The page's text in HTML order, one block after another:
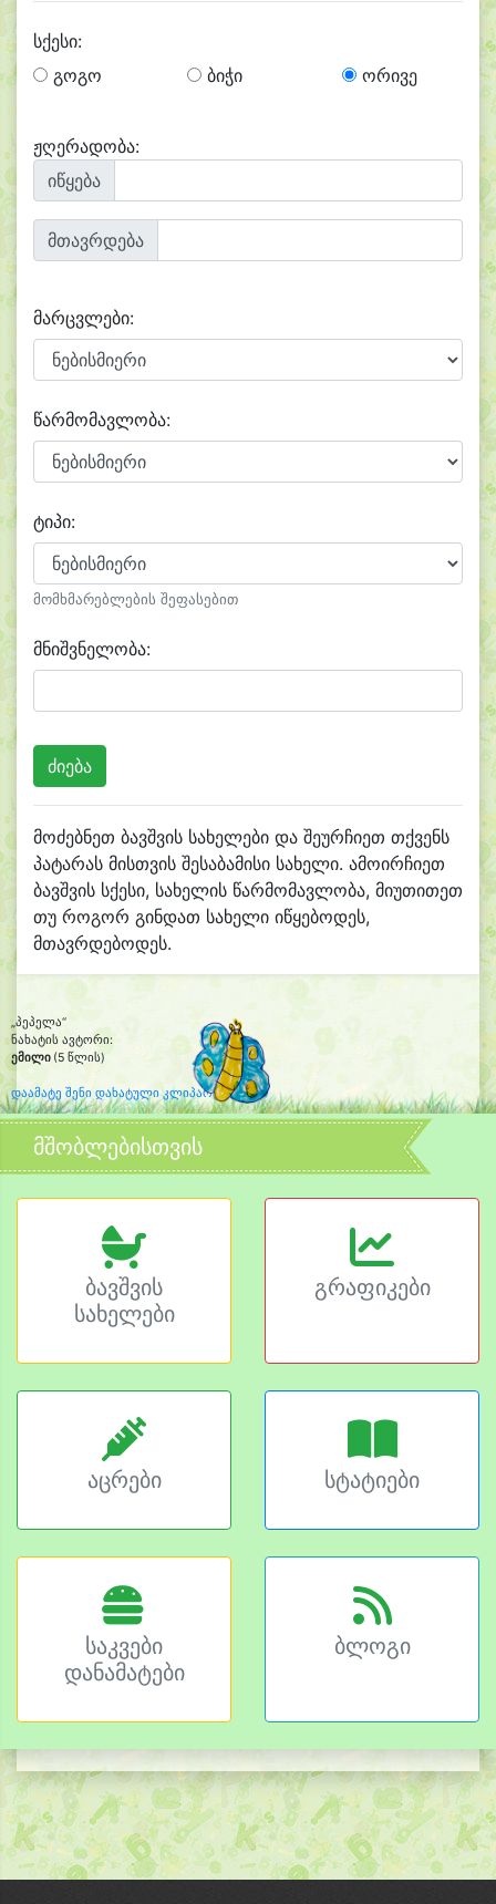
სქესი:
გოგო
ბიჭი ორივე
ჟღერადობა:
იწყება
მთავრდება
მარცვლები:
წარმომავლობა:
ტიპი:
მომხმარებლების შეფასებით
მნიშვნელობა:
მოძებნეთ ბავშვის სახელები და შეურჩიეთ თქვენს
პატარას მისთვის შესაბამისი სახელი. ამოირჩიეთ
ბავშვის სქესი, სახელის წარმომავლობა, მიუთითეთ
თუ როგორ გინდათ სახელი იწყებოდეს,
მთავრდებოდეს.
„პეპელა“
ნახატის ავტორი:
ემილი (5 წლის)
დაამატე შენი დახატული კლიპარტი
მშობლებისთვის
ბავშვის
სახელები
გრაფიკები
აცრები სტატიები
საკვები
დანამატები
ბლოგი